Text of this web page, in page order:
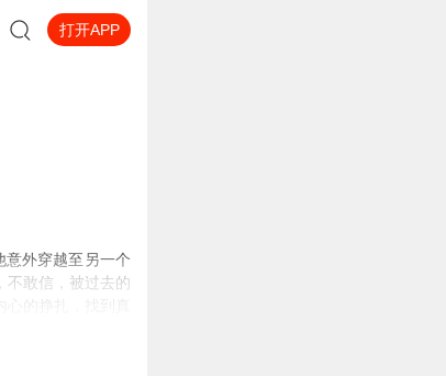
打开APP
外穿越至另一个
不敢信，被过去的